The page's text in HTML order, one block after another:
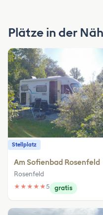
Plätze in der
Stellplatz
Am Sofienbad Rosenfeld
Rosenfeld
★ ★ ★ ★ ★5 gratis